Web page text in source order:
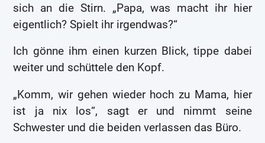
sich an die Stirn. „Papa, was macht ihr hier
eigentlich? Spielt ihr irgendwas?“
Ich gönne ihm einen kurzen Blick, tippe dabei
weiter und schüttele den Kopf.
„Komm, wir gehen wieder hoch zu Mama, hier
ist ja nix los“, sagt er und nimmt seine
Schwester und die beiden verlassen das Büro.